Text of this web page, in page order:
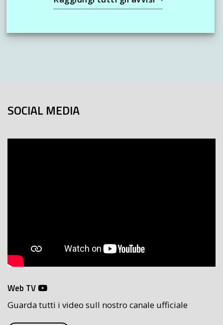
SOCIAL MEDIA
Web TV
Guarda tutti i video sull nostro canale ufficiale